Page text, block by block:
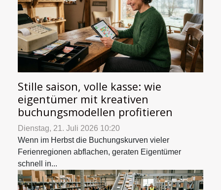
Stille saison, volle kasse: wie
eigentümer mit kreativen
buchungsmodellen profitieren
Dienstag, 21. Juli 2026 10:20
Wenn im Herbst die Buchungskurven vieler
Ferienregionen abflachen, geraten Eigentümer
schnell in...